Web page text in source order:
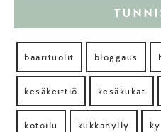
baarituolit bloggaus
kesäkeittiö kesäkukat
kotoilu kukkahylly